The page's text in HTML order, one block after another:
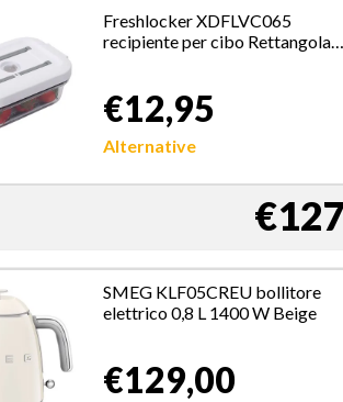
Freshlocker XDFLVC065
recipiente per cibo
€12,95
Alternative
SMEG KLF05CREU bollitore
elettrico 0,8 L 1400 W Beige
€129,00